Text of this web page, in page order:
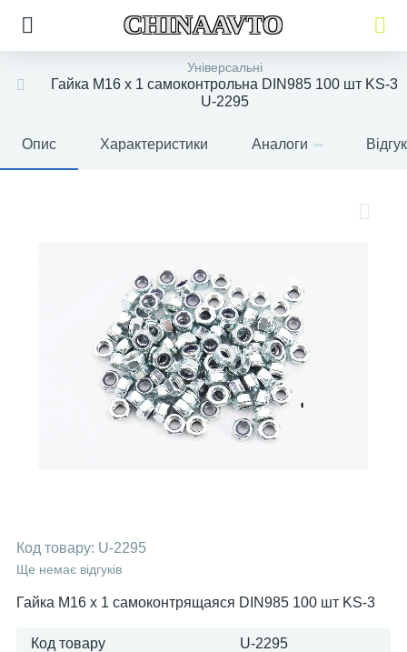
CHINAAVTO
Універсальні
Гайка М16 х 1 самоконтрольна DIN985 100 шт KS-3
U-2295
Опис Характеристики Аналоги
Код товару: U-2295
Ще немає відгуків
Гайка М16 х 1 самоконтрящаяся DIN985 100 шт KS-3
Код товару U-2295